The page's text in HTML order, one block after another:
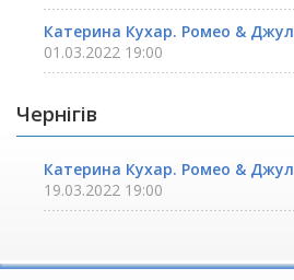
Катерина Кухар. Ромео &
01.03.2022 19:00
Чернігів
Катерина Кухар. Ромео &
19.03.2022 19:00